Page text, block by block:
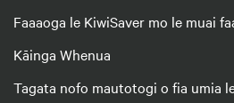
Faaaoga le KiwiSaver mo le muai
Kāinga Whenua
Tagata nofo mautotogi o fia umia